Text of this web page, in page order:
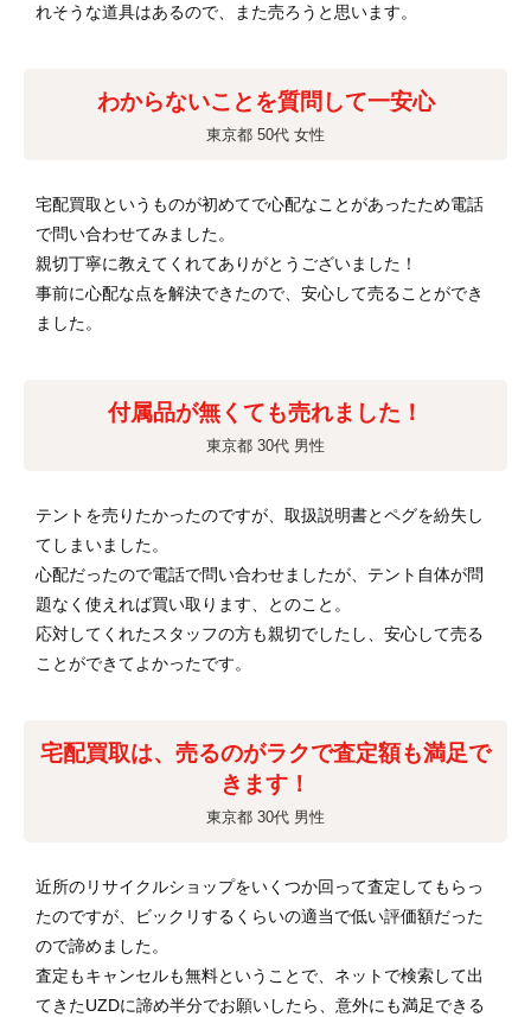
れそうな道具はあるので、また売ろうと思います。
わからないことを質問して一安心
東京都 50代 女性
宅配買取というものが初めてで心配なことがあったため電話
で問い合わせてみました。
親切丁寧に教えてくれてありがとうございました！
事前に心配な点を解決できたので、安心して売ることができ
ました。
付属品が無くても売れました！
東京都 30代 男性
テントを売りたかったのですが、取扱説明書とペグを紛失し
てしまいました。
心配だったので電話で問い合わせましたが、テント自体が問
題なく使えれば買い取ります、とのこと。
応対してくれたスタッフの方も親切でしたし、安心して売る
ことができてよかったです。
宅配買取は、売るのがラクで査定額も満足で
きます！
東京都 30代 男性
近所のリサイクルショップをいくつか回って査定してもらっ
たのですが、ビックリするくらいの適当で低い評価額だった
ので諦めました。
査定もキャンセルも無料ということで、ネットで検索して出
てきたUZDに諦め半分でお願いしたら、意外にも満足できる